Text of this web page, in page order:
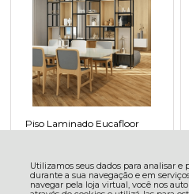
Utilizamos seus dados para analisar e
durante a sua navegação e em
navegar pela loja virtual, você nos
dúvidas, acesse nossaPolítica de
Entendi e Aceito
Piso Laminado Eucafloor
Click Max Elegance Carvalho
Chamonix 3,87m²
R$ 102,49
4x sem juros no cartão de R$
25,62